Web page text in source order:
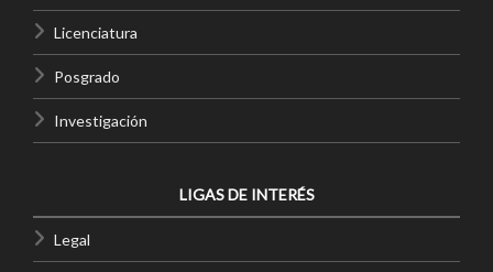
Licenciatura
Posgrado
Investigación
LIGAS DE INTERÉS
Legal